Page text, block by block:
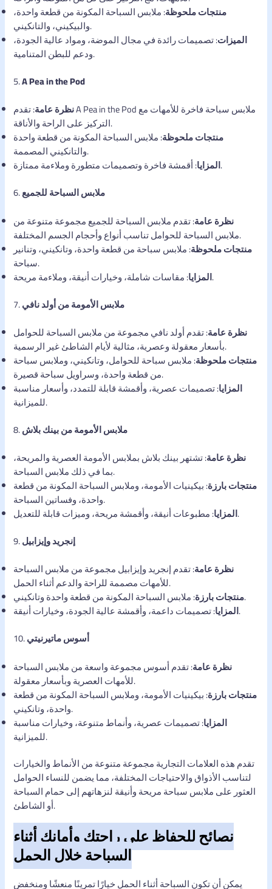
منتجات ملحوظة: ملابس السباحة المكونة من قطعة واحدة،
والبيكيني، والتانكيني.
الميزات: تصميمات رائدة في مجال الموضة، ومواد عالية الجودة،
ودعم للبطن المتنامية.
5.A Pea in the Pod
نظرة عامة: تقدم A Pea in the Pod ملابس سباحة فاخرة للأمهات مع
التركيز على الراحة والأناقة.
منتجات ملحوظة: ملابس السباحة المكونة من قطعة واحدة
والتانكيني المصممة.
المزايا: أقمشة فاخرة وتصميمات متطورة وملاءمة ممتازة.
6.ملابس السباحة للجميع
نظرة عامة: تقدم ملابس السباحة للجميع مجموعة متنوعة من
ملابس السباحة للحوامل تناسب أنواع وأحجام الجسم المختلفة.
منتجات ملحوظة: ملابس سباحة من قطعة واحدة، وتانكيني، وتنانير
سباحة.
المزايا: مقاسات شاملة، وخيارات أنيقة، وملاءمة مريحة.
7.ملابس الأمومة من أولد نافي
نظرة عامة: تقدم أولد نافي مجموعة من ملابس السباحة للحوامل
بأسعار معقولة وعصرية، مثالية لأيام الشاطئ غير الرسمية.
منتجات ملحوظة: ملابس سباحة للحوامل، وتانكيني، وملابس سباحة
من قطعة واحدة، وسراويل سباحة قصيرة.
المزايا: تصميمات عصرية، وأقمشة قابلة للتمدد، وأسعار مناسبة
للميزانية.
8.ملابس الأمومة من بينك بلاش
نظرة عامة: تشتهر بينك بلاش بملابس الأمومة العصرية والمريحة،
بما في ذلك ملابس السباحة.
منتجات بارزة: بيكينيات الأمومة، وملابس السباحة المكونة من قطعة
واحدة، وفساتين السباحة.
المزايا: مطبوعات أنيقة، وأقمشة مريحة، وميزات قابلة للتعديل.
9.إنجريد وإيزابيل
نظرة عامة: تقدم إنجريد وإيزابيل مجموعة من ملابس السباحة
للأمهات مصممة للراحة والدعم أثناء الحمل.
منتجات بارزة: ملابس السباحة المكونة من قطعة واحدة وتانكيني.
المزايا: تصميمات داعمة، وأقمشة عالية الجودة، وخيارات أنيقة.
10.أسوس ماتيرنيتي
نظرة عامة: تقدم أسوس مجموعة واسعة من ملابس السباحة
للأمهات العصرية وبأسعار معقولة.
منتجات بارزة: بيكينيات الأمومة، وملابس السباحة المكونة من قطعة
واحدة، وتانكيني.
المزايا: تصميمات عصرية، وأنماط متنوعة، وخيارات مناسبة
للميزانية.
تقدم هذه العلامات التجارية مجموعة متنوعة من الأنماط والخيارات
لتناسب الأذواق والاحتياجات المختلفة، مما يضمن للنساء الحوامل
العثور على ملابس سباحة مريحة وأنيقة لنزهاتهم إلى حمام السباحة
أو الشاطئ.
نصائح للحفاظ على راحتك وأمانك أثناء
السباحة خلال الحمل
يمكن أن تكون السباحة أثناء الحمل خيارًا تمرينًا منعشًا ومنخفض